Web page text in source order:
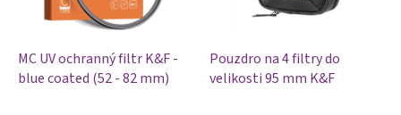
MC UV ochranný filtr K&F -
blue coated (52 - 82 mm)
Pouzdro na 4 filtry do
velikosti 95 mm K&F